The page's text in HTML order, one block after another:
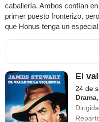
caballería. Ambos confían
primer puesto fronterizo,
que Honus tenga un
El
24 de
Drama